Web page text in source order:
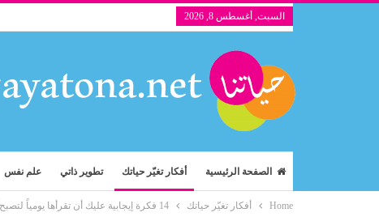
السبت, أغسطس 8, 2026
الصفحة الرئيسية أفكار تغيّر حياتك تطوير ذاتي علم نفس
Home أفكار تغيّر حياتك 14 فكرة إيجابية عليك أن تقرأها يومياً لتصبح أكثر سعادة